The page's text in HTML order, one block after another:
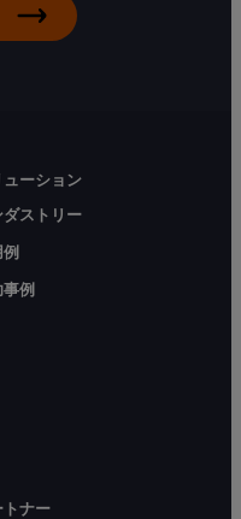
ューション
ダストリー
例
事例
トナー